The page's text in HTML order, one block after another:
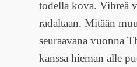
todella kova. Vihreä
radaltaan. Mitään
seuraavana vuonna
kanssa hieman alle